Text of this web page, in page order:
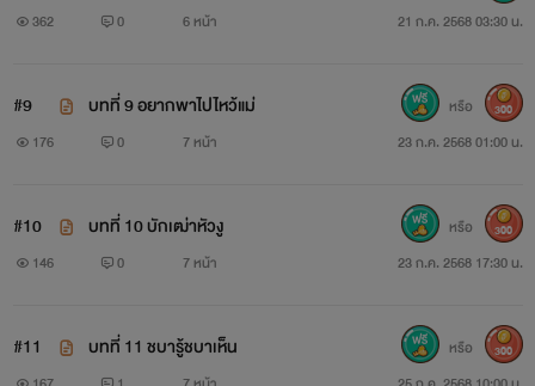
362 0 6 หน้า 21 ก.ค. 2568 03:30 น.
#9 บทที่ 9 อยากพาไปไหว้แม่
176 0 7 หน้า 23 ก.ค. 2568 01:00 น.
หรือ 300
#10 บทที่ 10 บักเฒ่าหัวงู
146 0 7 หน้า 23 ก.ค. 2568 17:30 น.
หรือ 300
#11 บทที่ 11 ชบารู้ชบาเห็น หรือ 300